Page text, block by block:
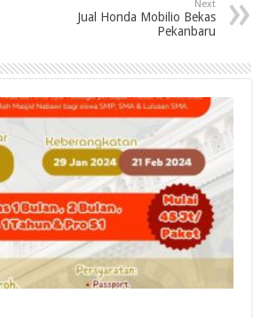
Next
Jual Honda Mobilio Bekas
Pekanbaru